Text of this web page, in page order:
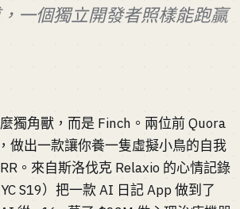
一個獨立開發者照樣能跑贏
獨角獸，而是 Finch。兩位前 Quora
做出一款讓你養一隻虛擬小鳥的自我
。來自斯洛伐克 Relaxio 的心情記錄
S19）把一款 AI 日記 App 做到了